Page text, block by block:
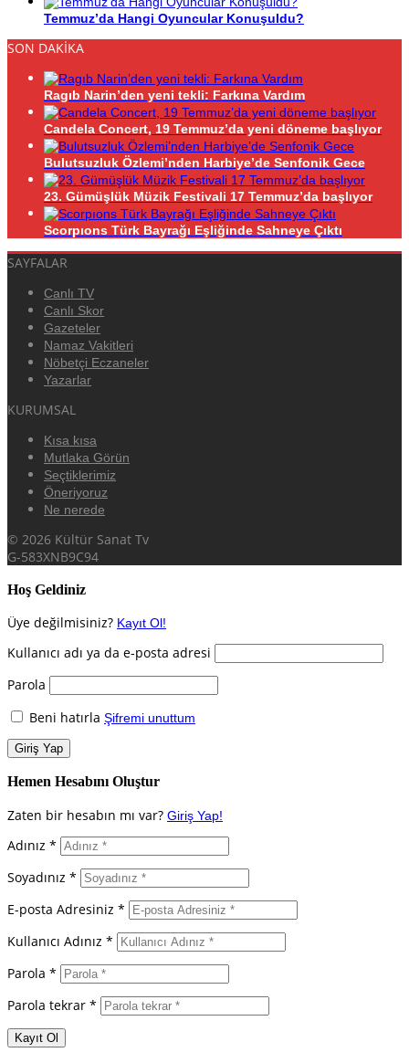
Temmuz’da Hangi Oyuncular Konuşuldu?
SON DAKİKA
Ragıb Narin’den yeni tekli: Farkına Vardım
Candela Concert, 19 Temmuz’da yeni döneme başlıyor
Bulutsuzluk Özlemi’nden Harbiye’de Senfonik Gece
23. Gümüşlük Müzik Festivali 17 Temmuz’da başlıyor
Scorpıons Türk Bayrağı Eşliğinde Sahneye Çıktı
SAYFALAR
Canlı TV
Canlı Skor
Gazeteler
Namaz Vakitleri
Nöbetçi Eczaneler
Yazarlar
KURUMSAL
Kısa kısa
Mutlaka Görün
Seçtiklerimiz
Öneriyoruz
Ne nerede
© 2026 Kültür Sanat Tv
G-583XNB9C94
Hoş Geldiniz
Üye değilmisiniz? Kayıt Ol!
Kullanıcı adı ya da e-posta adresi
Parola
Beni hatırla Şifremi unuttum
Hemen Hesabını Oluştur
Zaten bir hesabın mı var? Giriş Yap!
Adınız *
Soyadınız *
E-posta Adresiniz *
Kullanıcı Adınız *
Parola *
Parola tekrar *